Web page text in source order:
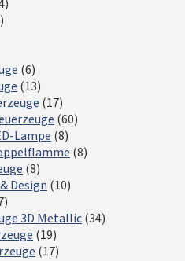
(6)
(13)
(17)
(60)
Lampe (8)
(8)
(8)
Design (10)
3D Metallic(34)
(19)
(17)